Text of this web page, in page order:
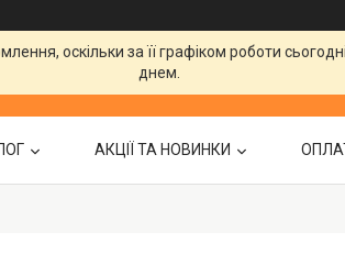
оскільки за її графіком роботи
днем.
АКЦІЇ ТА НОВИНКИ